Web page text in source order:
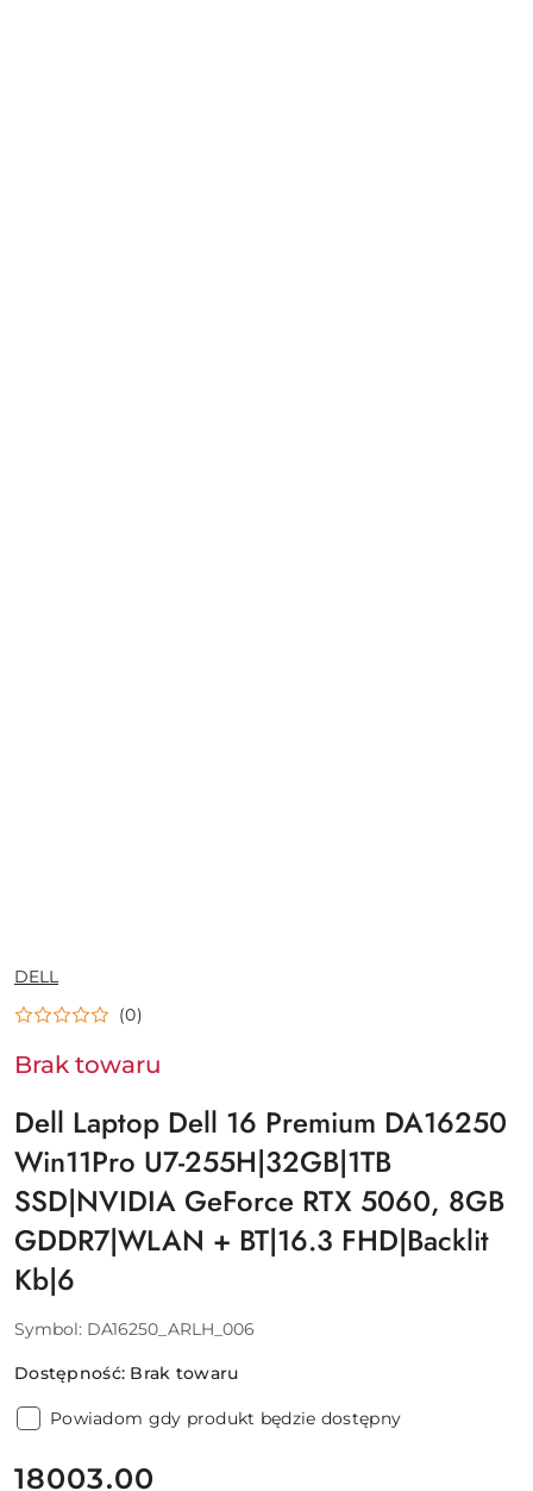
NAZWA
PRODUCENTA:
DELL
(0)
Brak towaru
Dell Laptop Dell 16 Premium DA16250
Win11Pro U7-255H|32GB|1TB
SSD|NVIDIA GeForce RTX 5060, 8GB
GDDR7|WLAN + BT|16.3 FHD|Backlit
Kb|6
Symbol: DA16250_ARLH_006
Dostępność: Brak towaru
Powiadom gdy produkt będzie dostępny
cena:
18003.00